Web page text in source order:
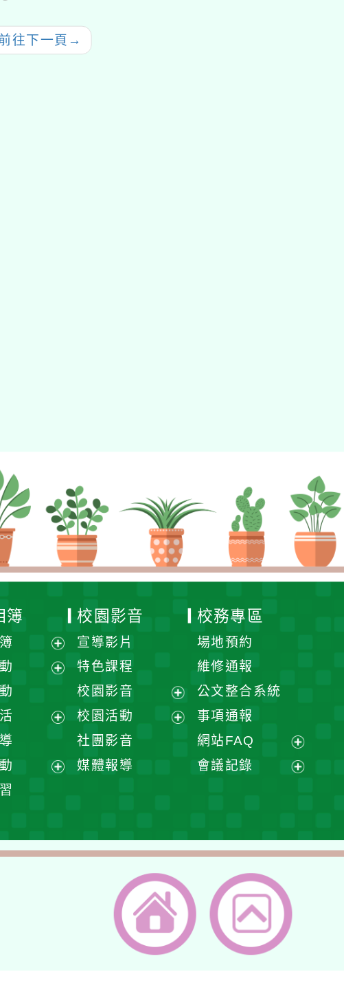
往下一頁 →
簿
展
開
單
選
選
單
校園影音
宣導影片
特色課程
校園影音
展
校園活動
社團影音
媒體報導
校務專區
場地預約
維修通報
公文整合系統
事項通報
網站FAQ
展
開
會議記錄
單